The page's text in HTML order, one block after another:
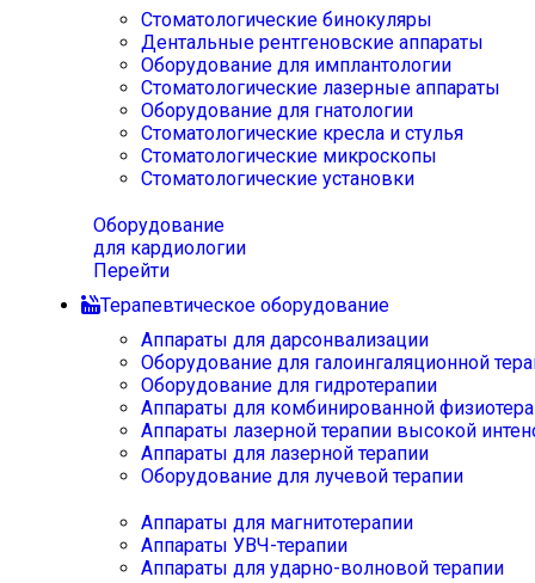
Стоматологические бинокуляры
Дентальные рентгеновские аппараты
Оборудование для имплантологии
Стоматологические лазерные аппараты
Оборудование для гнатологии
Стоматологические кресла и стулья
Стоматологические микроскопы
Стоматологические установки
Оборудование
для кардиологии
Перейти
Терапевтическое оборудование
Аппараты для дарсонвализации
Оборудование для галоингаляционной
Оборудование для гидротерапии
Аппараты для комбинированной
Аппараты лазерной терапии высокой
Аппараты для лазерной терапии
Оборудование для лучевой терапии
Аппараты для магнитотерапии
Аппараты УВЧ-терапии
Аппараты для ударно-волновой терапии